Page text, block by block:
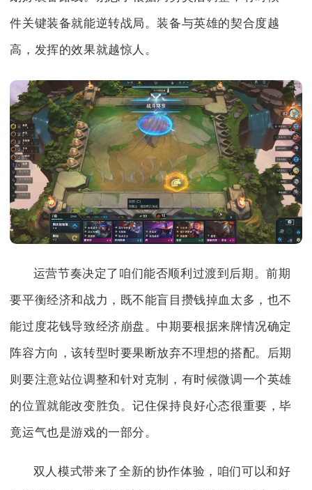
件关键装备就能逆转战局。装备与英雄的契合度越
高，发挥的效果就越惊人。
运营节奏决定了咱们能否顺利过渡到后期。前期
要平衡经济和战力，既不能盲目攒钱掉血太多，也不
能过度花钱导致经济崩盘。中期要根据来牌情况确定
阵容方向，该转型时要果断放弃不理想的搭配。后期
则要注意站位调整和针对克制，有时候微调一个英雄
的位置就能改变胜负。记住保持良好心态很重要，毕
竟运气也是游戏的一部分。
双人模式带来了全新的协作体验，咱们可以和好